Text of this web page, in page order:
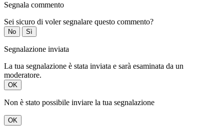
Segnala commento
Sei sicuro di voler segnalare questo commento?
No Sì
Segnalazione inviata
La tua segnalazione è stata inviata e sarà esaminata da un
moderatore.
OK
Non è stato possibile inviare la tua segnalazione
OK